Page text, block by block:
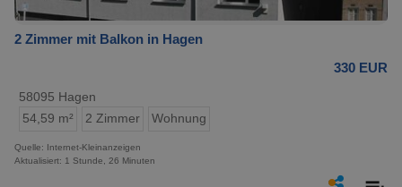
2 Zimmer mit Balkon in Hagen
330 EUR
58095 Hagen
54,59 m²
2 Zimmer Wohnung
Quelle: Internet-Kleinanzeigen
Aktualisiert: 1 Stunde, 26 Minuten